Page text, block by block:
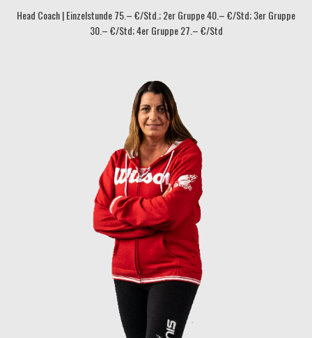
Head Coach | Einzelstunde 75.– €/Std.; 2er Gruppe 40.– €/Std; 3er Gruppe
30.– €/Std; 4er Gruppe 27.– €/Std
alexander.hizli@tennisbase-konstanz.de